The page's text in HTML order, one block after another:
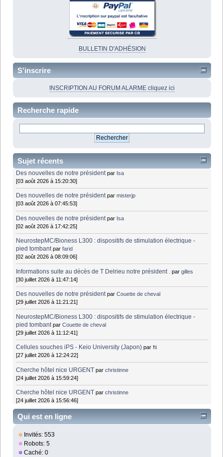
BULLETIN D'ADHÉSION
S'inscrire
INSCRIPTION AU FORUM ALARME cliquez ici
Recherche rapide
Sujet récents
Des nouvelles de notre président par Isa
[03 août 2026 à 15:20:30]
Des nouvelles de notre président parmisterjp
[03 août 2026 à 07:45:53]
Des nouvelles de notre président par Isa
[02 août 2026 à 17:42:25]
NeurostepMC/Bioness L300 : dispositifs de stimulation électrique -
pied tombant parfarid
[02 août 2026 à 08:09:06]
Informations suite au décès de T Delrieu notre président . pargilles
[30 juillet 2026 à 11:47:14]
Des nouvelles de notre président parCouette de cheval
[29 juillet 2026 à 11:21:21]
NeurostepMC/Bioness L300 : dispositifs de stimulation électrique -
pied tombant parCouette de cheval
[29 juillet 2026 à 11:12:41]
Cellules souches iPS - Keio University (Japon) parfti
[27 juillet 2026 à 12:24:22]
Cherche hôtel nice URGENT parchristinne
[24 juillet 2026 à 15:59:24]
Cherche hôtel nice URGENT parchristinne
[24 juillet 2026 à 15:56:46]
Qui est en ligne
Invités: 553
Robots: 5
Caché: 0